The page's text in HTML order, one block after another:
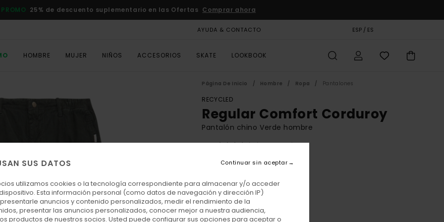
PROMO 25% de descuento suplementario en las Ofertas Comprar ahora
AYUDA & CONTACTO ESP / ES
HOMBRE MUJER NIÑOS ACCESORIOS SKATE LOOKBOOK
Página De Inicio Hombre Ropa Pantalones
RECYCLED
Regular Comfort Corduroy
Pantalón chino Verde hombre
4.8
ECO-BONUS
38,25 €
OFERTAS
DOBLE PROMO -25% EXTRA
SUS DATOS
utilizamos cookies o la tecnología correspondiente para almacenar y/o acceder
Esta información personal (como datos de navegación y dirección IP)
anuncios y contenido personalizados, medir el rendimiento de la
presentar las anuncios personalizados, conocer mejor a nuestra audiencia,
productos de nuestros socios. Usted puede configurar sus opciones para aceptar o
Continuar sin aceptar